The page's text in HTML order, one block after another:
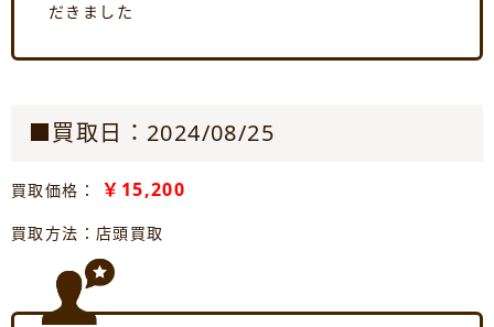
だきました
■買取日：2024/08/25
買取価格： ￥15,200
買取方法：店頭買取